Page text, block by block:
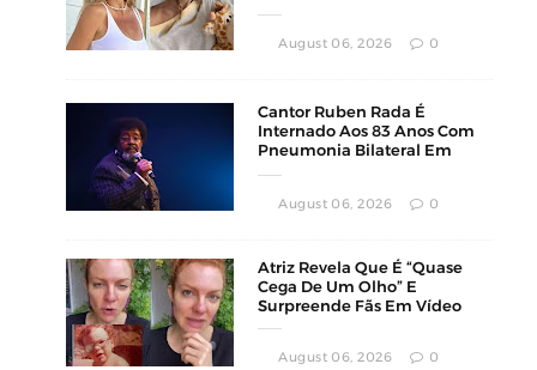
August 06, 2026 0
Cantor Ruben Rada É
Internado Aos 83 Anos Com
Pneumonia Bilateral Em
August 06, 2026 0
Atriz Revela Que É “Quase
Cega De Um Olho” E
Surpreende Fãs Em Vídeo
August 06, 2026 0